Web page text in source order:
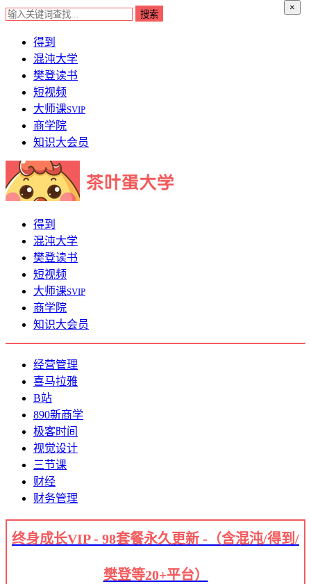
×
得到
混沌大学
樊登读书
短视频
大师课SVIP
商学院
知识大会员
得到
混沌大学
樊登读书
短视频
大师课SVIP
商学院
知识大会员
经营管理
喜马拉雅
B站
890新商学
极客时间
视觉设计
三节课
财经
财务管理
终身成长VIP - 98套餐永久更新 -（含混沌/得到/
樊登等20+平台）